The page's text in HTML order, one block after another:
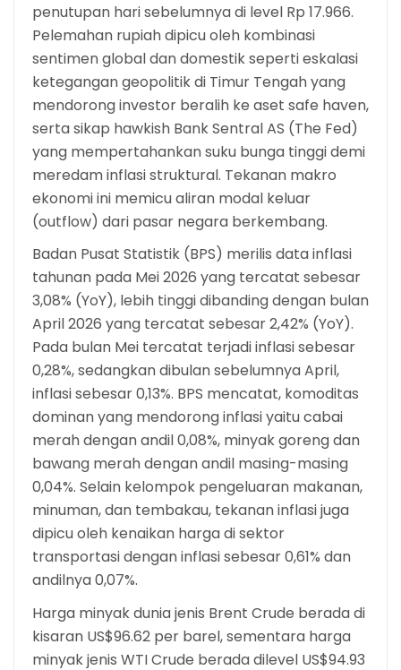
penutupan hari sebelumnya di level Rp 17.966.
Pelemahan rupiah dipicu oleh kombinasi
sentimen global dan domestik seperti eskalasi
ketegangan geopolitik di Timur Tengah yang
mendorong investor beralih ke aset safe haven,
serta sikap hawkish Bank Sentral AS (The Fed)
yang mempertahankan suku bunga tinggi demi
meredam inflasi struktural. Tekanan makro
ekonomi ini memicu aliran modal keluar
(outflow) dari pasar negara berkembang.
Badan Pusat Statistik (BPS) merilis data inflasi
tahunan pada Mei 2026 yang tercatat sebesar
3,08% (YoY), lebih tinggi dibanding dengan bulan
April 2026 yang tercatat sebesar 2,42% (YoY).
Pada bulan Mei tercatat terjadi inflasi sebesar
0,28%, sedangkan dibulan sebelumnya April,
inflasi sebesar 0,13%. BPS mencatat, komoditas
dominan yang mendorong inflasi yaitu cabai
merah dengan andil 0,08%, minyak goreng dan
bawang merah dengan andil masing-masing
0,04%. Selain kelompok pengeluaran makanan,
minuman, dan tembakau, tekanan inflasi juga
dipicu oleh kenaikan harga di sektor
transportasi dengan inflasi sebesar 0,61% dan
andilnya 0,07%.
Harga minyak dunia jenis Brent Crude berada di
kisaran US$96.62 per barel, sementara harga
minyak jenis WTI Crude berada dilevel US$94.93